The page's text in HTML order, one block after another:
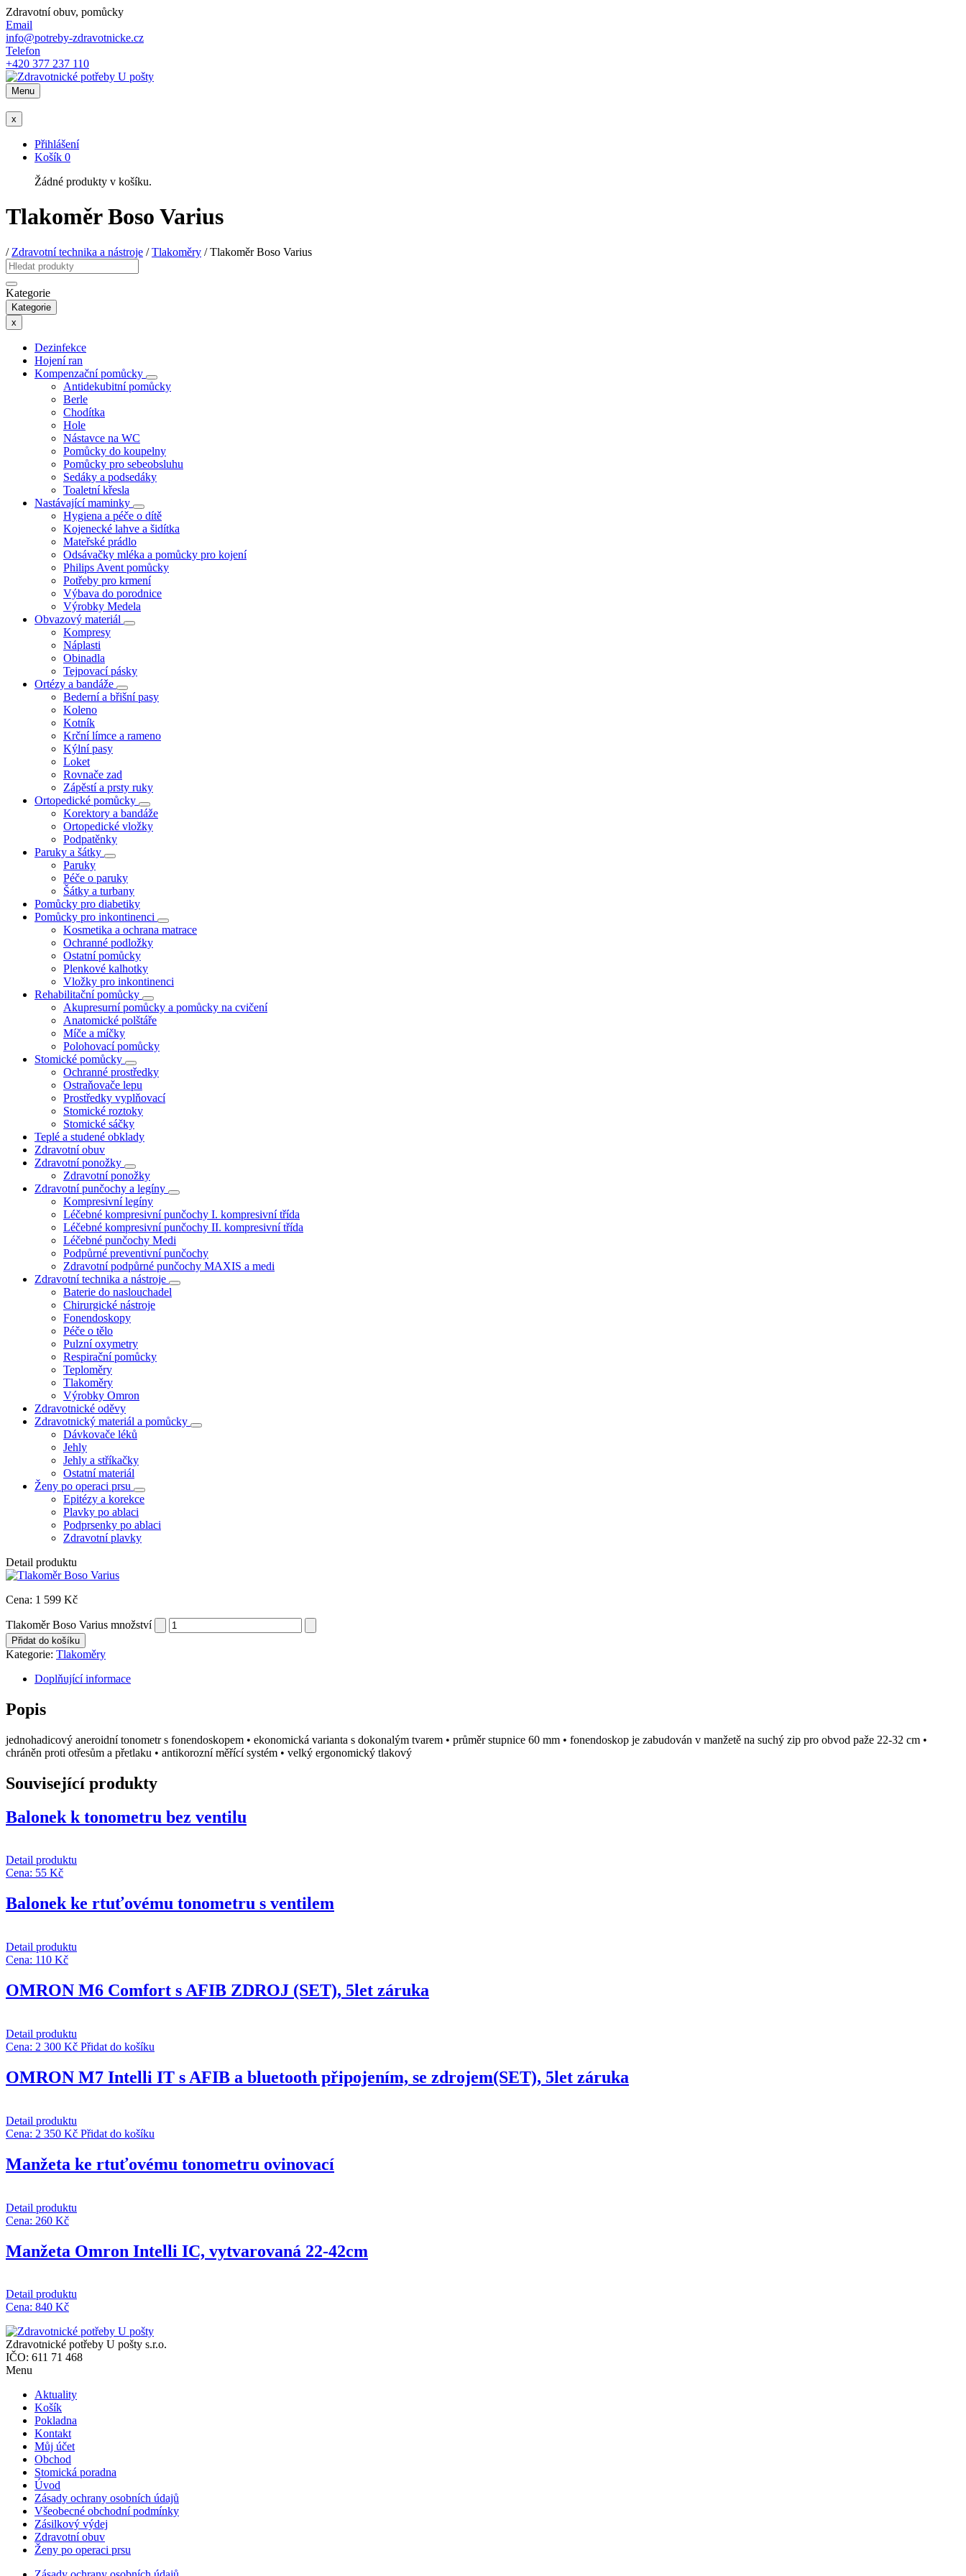
Zdravotní obuv, pomůcky
Email
info@potreby-zdravotnicke.cz
Telefon
+420 377 237 110
Menu
x
Přihlášení
Košík 0
Žádné produkty v košíku.
Tlakoměr Boso Varius
/ Zdravotní technika a nástroje /Tlakoměry / Tlakoměr Boso Varius
Kategorie
Kategorie
x
Dezinfekce
Hojení ran
Kompenzační pomůcky
Antidekubitní pomůcky
Berle
Chodítka
Hole
Nástavce na WC
Pomůcky do koupelny
Pomůcky pro sebeobsluhu
Sedáky a podsedáky
Toaletní křesla
Nastávající maminky
Hygiena a péče o dítě
Kojenecké lahve a šidítka
Mateřské prádlo
Odsávačky mléka a pomůcky pro kojení
Philips Avent pomůcky
Potřeby pro krmení
Výbava do porodnice
Výrobky Medela
Obvazový materiál
Kompresy
Náplasti
Obinadla
Tejpovací pásky
Ortézy a bandáže
Bederní a břišní pasy
Koleno
Kotník
Krční límce a rameno
Kýlní pasy
Loket
Rovnače zad
Zápěstí a prsty ruky
Ortopedické pomůcky
Korektory a bandáže
Ortopedické vložky
Podpatěnky
Paruky a šátky
Paruky
Péče o paruky
Šátky a turbany
Pomůcky pro diabetiky
Pomůcky pro inkontinenci
Kosmetika a ochrana matrace
Ochranné podložky
Ostatní pomůcky
Plenkové kalhotky
Vložky pro inkontinenci
Rehabilitační pomůcky
Akupresurní pomůcky a pomůcky na cvičení
Anatomické polštáře
Míče a míčky
Polohovací pomůcky
Stomické pomůcky
Ochranné prostředky
Ostraňovače lepu
Prostředky vyplňovací
Stomické roztoky
Stomické sáčky
Teplé a studené obklady
Zdravotní obuv
Zdravotní ponožky
Zdravotní ponožky
Zdravotní punčochy a legíny
Kompresivní legíny
Léčebné kompresivní punčochy I. kompresivní třída
Léčebné kompresivní punčochy II. kompresivní třída
Léčebné punčochy Medi
Podpůrné preventivní punčochy
Zdravotní podpůrné punčochy MAXIS a medi
Zdravotní technika a nástroje
Baterie do naslouchadel
Chirurgické nástroje
Fonendoskopy
Péče o tělo
Pulzní oxymetry
Respirační pomůcky
Teploměry
Tlakoměry
Výrobky Omron
Zdravotnické oděvy
Zdravotnický materiál a pomůcky
Dávkovače léků
Jehly
Jehly a stříkačky
Ostatní materiál
Ženy po operaci prsu
Epitézy a korekce
Plavky po ablaci
Podprsenky po ablaci
Zdravotní plavky
Detail produktu
Cena: 1 599 Kč
Tlakoměr Boso Varius množství
Přidat do košíku
Kategorie: Tlakoměry
Doplňující informace
Popis
jednohadicový aneroidní tonometr s fonendoskopem • ekonomická varianta s dokonalým tvarem • průměr stupnice 60 mm • fonendoskop je zabudován v manžetě na suchý zip pro obvod paže 22-32 cm •
chráněn proti otřesům a přetlaku • antikorozní měřící systém • velký ergonomický tlakový
Související produkty
Balonek k tonometru bez ventilu
Detail produktu
Cena: 55 Kč
Balonek ke rtuťovému tonometru s ventilem
Detail produktu
Cena: 110 Kč
OMRON M6 Comfort s AFIB ZDROJ (SET), 5let záruka
Detail produktu
Cena: 2 300 Kč Přidat do košíku
OMRON M7 Intelli IT s AFIB a bluetooth připojením, se zdrojem(SET), 5let záruka
Detail produktu
Cena: 2 350 Kč Přidat do košíku
Manžeta ke rtuťovému tonometru ovinovací
Detail produktu
Cena: 260 Kč
Manžeta Omron Intelli IC, vytvarovaná 22-42cm
Detail produktu
Cena: 840 Kč
Zdravotnické potřeby U pošty s.r.o.
IČO: 611 71 468
Menu
Aktuality
Košík
Pokladna
Kontakt
Můj účet
Obchod
Stomická poradna
Úvod
Zásady ochrany osobních údajů
Všeobecné obchodní podmínky
Zásilkový výdej
Zdravotní obuv
Ženy po operaci prsu